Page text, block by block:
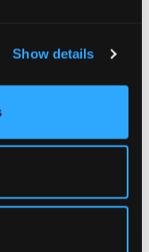
Show details€8,30